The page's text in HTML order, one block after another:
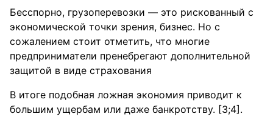
Бесспорно, грузоперевозки — это рискованный с
экономической точки зрения, бизнес. Но с
сожалением стоит отметить, что многие
предприниматели пренебрегают дополнительной
защитой в виде страхования
В итоге подобная ложная экономия приводит к
большим ущербам или даже банкротству. [3;4].